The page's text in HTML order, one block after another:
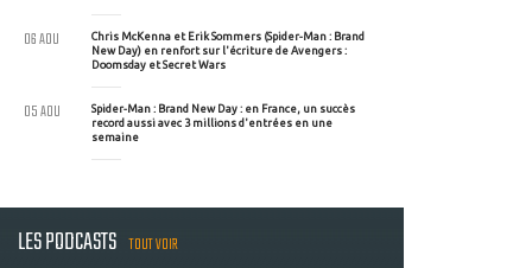
Chris McKenna et Erik Sommers (Spider-Man : Brand
New Day) en renfort sur l'écriture de Avengers :
Doomsday et Secret Wars
06 AOU
Spider-Man : Brand New Day : en France, un succès
record aussi avec 3 millions d'entrées en une
semaine
05 AOU
LES PODCASTS TOUT VOIR